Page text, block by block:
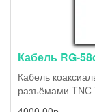
Кабель RG-
Кабель
разъёмами